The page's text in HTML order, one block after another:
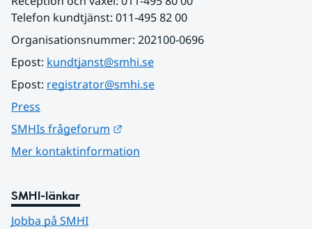
Telefon kundtjänst: 011-495 82 00
Organisationsnummer: 202100-0696
Epost: kundtjanst@smhi.se
Epost: registrator@smhi.se
Press
SMHIs frågeforum
Mer kontaktinformation
SMHI-länkar
Jobba på SMHI